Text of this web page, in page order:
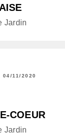
Jardin
04/11/2020
COEUR
Jardin